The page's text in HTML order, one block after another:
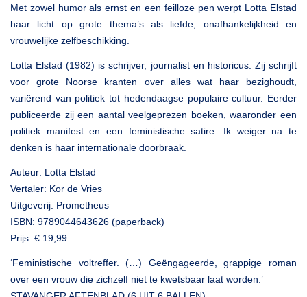
Met zowel humor als ernst en een feilloze pen werpt Lotta Elstad
haar licht op grote thema’s als liefde, onafhankelijkheid en
vrouwelijke zelfbeschikking.
Lotta Elstad (1982) is schrijver, journalist en historicus. Zij schrijft
voor grote Noorse kranten over alles wat haar bezighoudt,
variërend van politiek tot hedendaagse populaire cultuur. Eerder
publiceerde zij een aantal veelgeprezen boeken, waaronder een
politiek manifest en een feministische satire. Ik weiger na te
denken is haar internationale doorbraak.
Auteur: Lotta Elstad
Vertaler: Kor de Vries
Uitgeverij: Prometheus
ISBN: 9789044643626 (paperback)
Prijs: € 19,99
‘Feministische voltreffer. (…) Geëngageerde, grappige roman
over een vrouw die zichzelf niet te kwetsbaar laat worden.’